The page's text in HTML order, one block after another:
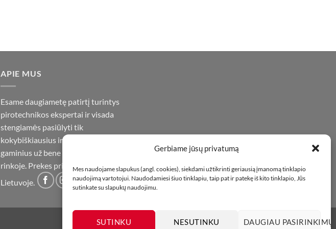
Gerbiame jūsų privatumą
Mes naudojame slapukus (angl. cookies), siekdami užtikrinti geriausią įmanomą tinklapio
naudojimą vartotojui. Naudodamiesi šiuo tinklapiu, taip pat ir patekę iš kito tinklapio, Jūs
sutinkate su slapukų naudojimu.
SUTINKU NESUTINKU DAUGIAU PASIRINKIMŲ
The
may
be
the
product
page
The
on
the
APIE MUS
Esame daugiametę patirtį turintys
pirotechnikos ekspertai ir visada
stengiamės pasiūlyti tik
kokybiškiausius ir geriausius
gaminius už bene mažiausią kainą
rinkoje. Prekes pristatome visoje
Lietuvoje.